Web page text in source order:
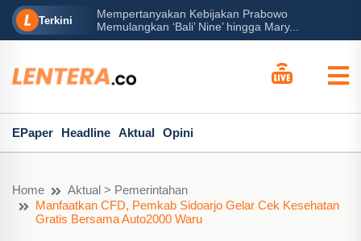
Terkini
Mempertanyakan Kebijakan Prabowo
Memulangkan ‘Bali’ Nine’ hingga Mary...
EPaper Headline Aktual Opini
Home
Aktual > Pemerintahan
Manfaatkan CFD, Pemkab Sidoarjo Gelar Cek Kesehatan
Gratis Bersama Auto2000 Waru